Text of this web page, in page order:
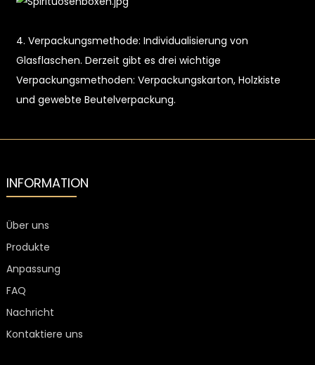
4. Verpackungsmethode: Individualisierung von
Glasflaschen. Derzeit gibt es drei wichtige
Verpackungsmethoden: Verpackungskarton, Holzkiste
und gewebte Beutelverpackung.
INFORMATION
Über uns
Produkte
Anpassung
FAQ
Nachricht
Kontaktiere uns